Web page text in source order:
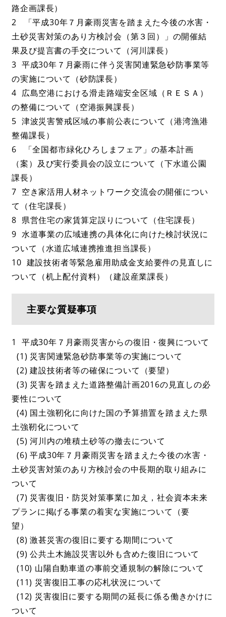
路企画課長）
2 「平成30年７月豪雨災害を踏まえた今後の水害・
土砂災害対策のあり方検討会（第３回）」の開催結
果及び提言書の手交について（河川課長）
3 平成30年７月豪雨に伴う災害関連緊急砂防事業等
の実施について（砂防課長）
4 広島空港における滑走路端安全区域（ＲＥＳＡ）
の整備について（空港振興課長）
5 津波災害警戒区域の事前公表について（港湾漁港
整備課長）
6 「全国都市緑化ひろしまフェア」の基本計画
（案）及び実行委員会の設立について（下水道公園
課長）
7 空き家活用人材ネットワーク交流会の開催につい
て（住宅課長）
8 県営住宅の家賃算定誤りについて（住宅課長）
9 水道事業の広域連携の具体化に向けた検討状況に
ついて（水道広域連携推進担当課長）
10 建設技術者等緊急雇用助成金支給要件の見直しに
ついて（机上配付資料）（建設産業課長）
主要な質疑事項
1 平成30年７月豪雨災害からの復旧・復興について
(1) 災害関連緊急砂防事業等の実施について
(2) 建設技術者等の確保について（要望）
(3) 災害を踏まえた道路整備計画2016の見直しの必
要性について
(4) 国土強靭化に向けた国の予算措置を踏まえた県
土強靭化について
(5) 河川内の堆積土砂等の撤去について
(6) 平成30年７月豪雨災害を踏まえた今後の水害・
土砂災害対策のあり方検討会の中長期的取り組みに
ついて
(7) 災害復旧・防災対策事業に加え，社会資本未来
プランに掲げる事業の着実な実施について（要
望）
(8) 激甚災害の復旧に要する期間について
(9) 公共土木施設災害以外も含めた復旧について
(10) 山陽自動車道の事前交通規制の解除について
(11) 災害復旧工事の応札状況について
(12) 災害復旧に要する期間の延長に係る働きかけに
ついて